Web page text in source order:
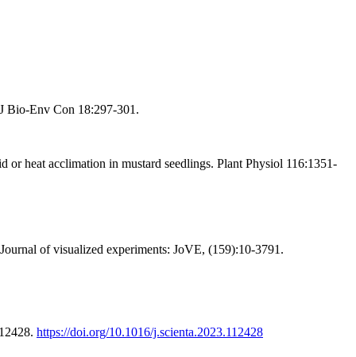
Bio-Env Con 18:297-301.
or heat acclimation in mustard seedlings. Plant Physiol 116:1351-
of visualized experiments: JoVE, (159):10-3791.
https://doi.org/10.1016/j.scienta.2023.112428